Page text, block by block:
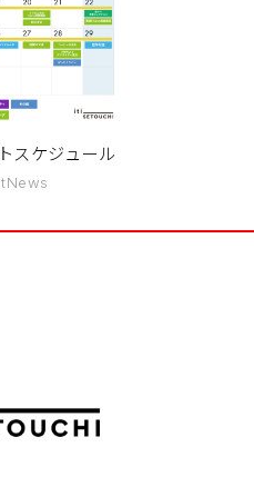
スケジュール
News